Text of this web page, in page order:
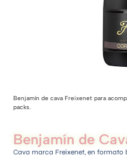
Benjamín de cava Freixenet para
packs.
Benjamín de
Cava marca Freixenet, en formato